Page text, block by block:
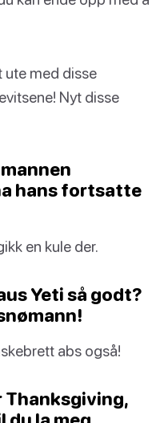
ute med disse
Nyt disse
hans fortsatte
en kule der.
Yeti så godt?
abs også!
Thanksgiving,